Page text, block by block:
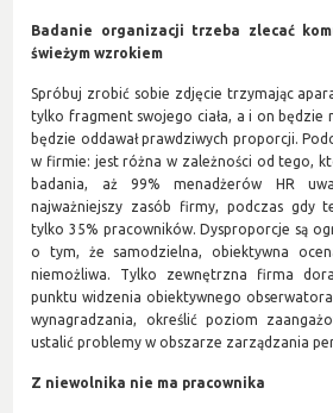
Badanie organizacji trzeba zlecać
świeżym wzrokiem
Spróbuj zrobić sobie zdjęcie trzymając
tylko fragment swojego ciała, a i on będzie
będzie oddawał prawdziwych proporcji.
w firmie: jest różna w zależności od tego,
badania, aż 99% menadżerów HR
najważniejszy zasób firmy, podczas gdy
tylko 35% pracowników. Dysproporcje są
o tym, że samodzielna, obiektywna
niemożliwa. Tylko zewnętrzna firma
punktu widzenia obiektywnego
wynagradzania, określić poziom
ustalić problemy w obszarze zarządzania
Z niewolnika nie ma pracownika